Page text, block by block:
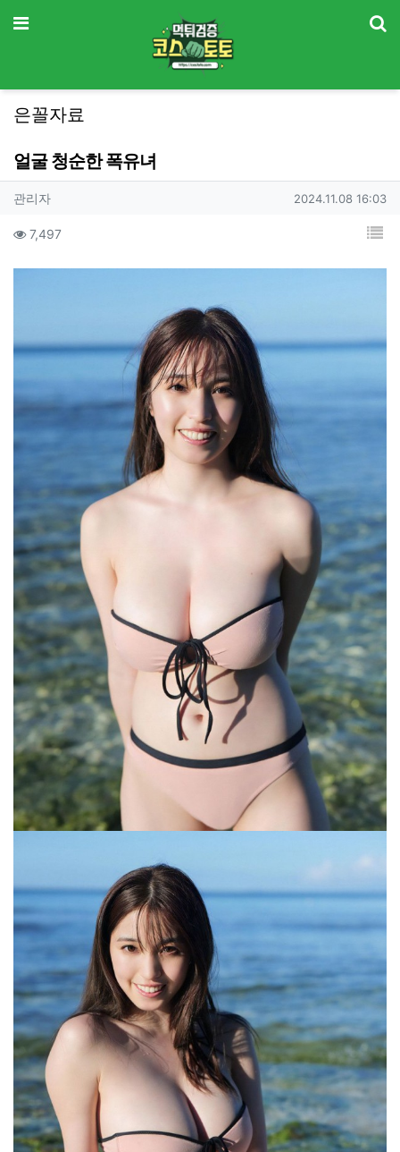
메뉴
은꼴자료
얼굴 청순한 폭유녀
작성자 정보
관리자작성 작성일
2024.11.08 16:03
컨텐츠 정보
7,497조회 목